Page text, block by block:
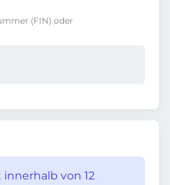
(FIN) oder
von 12